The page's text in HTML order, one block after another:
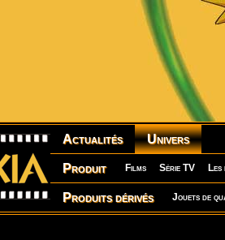
Actualités Univers
Produit Films Série TV
Produits dérivés Jouets de